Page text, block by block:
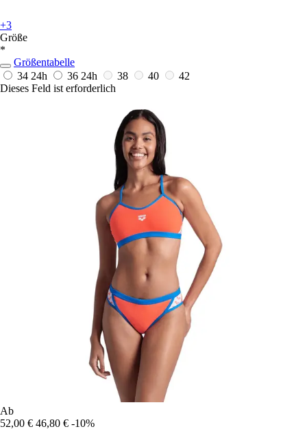
+3
Größe
*
Größentabelle
34 24h 36 24h 38 40
42
Dieses Feld ist erforderlich
Ab
52,00 € 46,80 € -10%